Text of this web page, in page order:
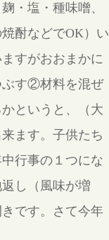
・塩・種味噌、
酎などでOK）い
すがおおまかに
ぶす②材料を混ぜ
というと、（大
ます。子供たち
行事の１つにな
し（風味が増
です。さて今年